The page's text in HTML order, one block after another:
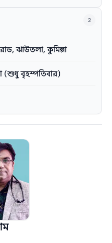
2
ঝাউতলা, কুমিল্লা
(শুধু বৃহস্পতিবার)